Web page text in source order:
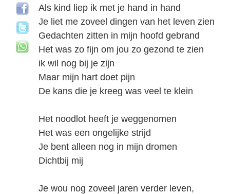
Als kind liep ik met je hand in hand
Je liet me zoveel dingen van het leven zien
Gedachten zitten in mijn hoofd gebrand
Het was zo fijn om jou zo gezond te zien
ik wil nog bij je zijn
Maar mijn hart doet pijn
De kans die je kreeg was veel te klein
Het noodlot heeft je weggenomen
Het was een ongelijke strijd
Je bent alleen nog in mijn dromen
Dichtbij mij
Je wou nog zoveel jaren verder leven,